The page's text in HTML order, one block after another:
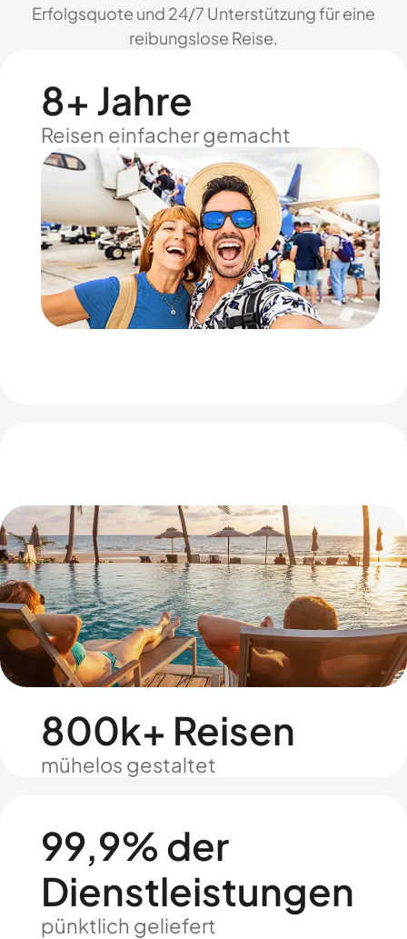
Erfolgsquote und 24/7 Unterstützung für eine
reibungslose Reise.
8+ Jahre
Reisen einfacher gemacht
800k+ Reisen
mühelos gestaltet
99,9% der
Dienstleistungen
pünktlich geliefert